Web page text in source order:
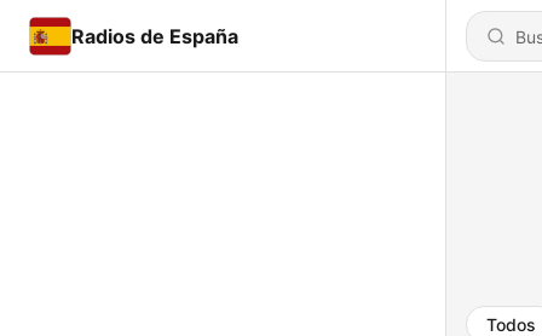
Radios de España
Todos